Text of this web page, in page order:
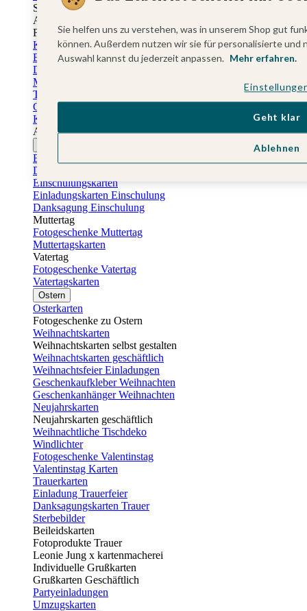
Sticker Taufe
Absenderaufkleber Taufe
Fotobuch Taufe
Konfirmationskarten
Einladungskarten Konfirmation
Danksagung Konfirmation
Menükarten Konfirmation
Tischkarten Konfirmation
Gästebuch Konfirmation
Kerzen Konfirmation
Aufkleber zum Anlass Ihres Kindes
Einladungskarten Firmung
Dankeskarten Firmung
Einschulungskarten
Einladungskarten Einschulung
Danksagung Einschulung
Muttertag
Fotogeschenke Muttertag
Muttertagskarten
Vatertag
Fotogeschenke Vatertag
Vatertagskarten
Ostern
Osterkarten
Fotogeschenke zu Ostern
Weihnachtskarten
Weihnachtskarten selbst gestalten
Weihnachtskarten geschäftlich
Weihnachtsfeier Einladungen
Geschenkaufkleber Weihnachten
Geschenkanhänger Weihnachten
Neujahrskarten
Neujahrskarten geschäftlich
Weihnachtliche Tischdeko
Windlichter
Fotogeschenke Valentinstag
Valentinstag Karten
Trauerkarten
Einladung Trauerfeier
Danksagungskarten Trauer
Sterbebilder
Beileidskarten
Fotoprodukte Trauer
Leonie Jung x kartenmacherei
Individuelle Grußkarten
Grußkarten Geschäftlich
Partyeinladungen
Umzugskarten
Sie helfen uns zu verstehen, was in unserem Shop gut
können. Außerdem nutzen wir sie für personalisierte
Auswahl kannst du jederzeit anpassen. Mehr erfahren.
Ablehnen
Geht klar